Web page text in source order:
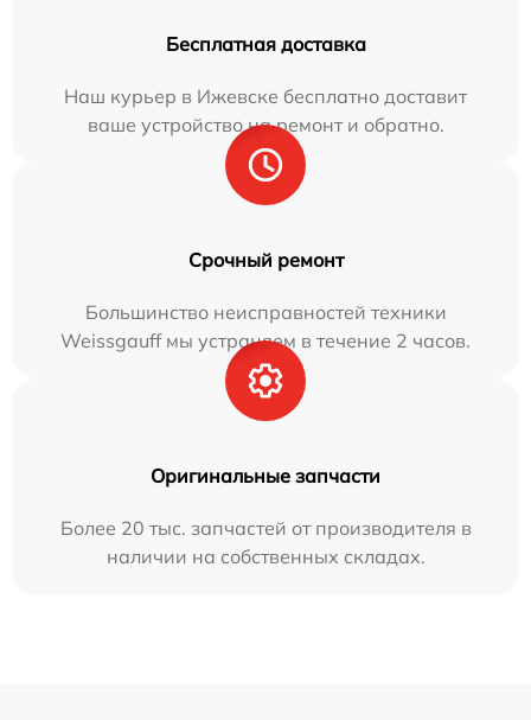
Бесплатная доставка
Наш курьер в Ижевске бесплатно доставит
ваше устройство на ремонт и обратно.
Срочный ремонт
Большинство неисправностей техники
Weissgauff мы устраняем в течение 2 часов.
Оригинальные запчасти
Более 20 тыс. запчастей от производителя в
наличии на собственных складах.